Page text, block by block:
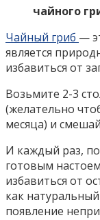
чайного
Чайный гриб —
является
избавиться от
Возьмите 2-3
(желательно
месяца) и
И каждый раз,
готовым
избавиться от
как
появление